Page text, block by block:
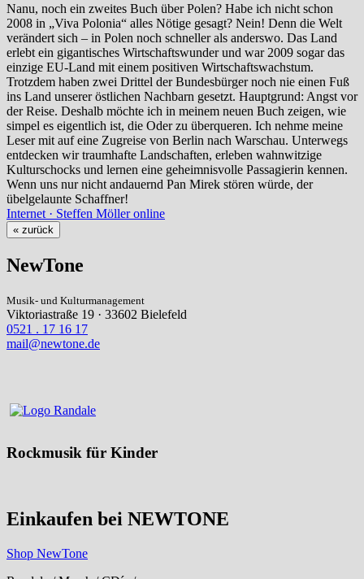
Nanu, noch ein zweites Buch über Polen? Habe ich nicht schon
2008 in „Viva Polonia“ alles Nötige gesagt? Nein! Denn die Welt
verändert sich – in Polen noch schneller als anderswo. Das Land
erlebt ein gigantisches Wirtschaftswunder und war 2009 sogar das
einzige EU-Land mit einem positiven Wirtschaftswachstum.
Trotzdem haben zwei Drittel der Bundesbürger noch nie einen Fuß
ins Land unserer östlichen Nachbarn gesetzt. Hauptgrund: Angst vor
der Reise. Deshalb möchte ich in meinem neuen Buch zeigen, wie
simpel es eigentlich ist, die Oder zu überqueren. Ich nehme meine
Leser mit auf eine Zugreise von Berlin nach Warschau. Unterwegs
entdecken wir traumhafte Landschaften, erleben wahnwitzige
Kulturschocks und lernen eine geheimnisvolle Passagierin kennen.
Wenn uns nur nicht andauernd Pan Mirek stören würde, der
übelgelaunte Schaffner!
Internet · Steffen Möller online
« zurück
NewTone
Musik- und Kulturmanagement
Viktoriastraße 19 · 33602 Bielefeld
0521 . 17 16 17
mail@newtone.de
Rockmusik für Kinder
Einkaufen bei NEWTONE
Shop NewTone